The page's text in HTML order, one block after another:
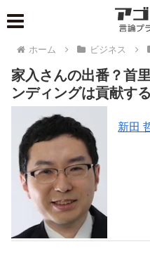
ホーム ビジネス
家入さんの出番？首
ンディングは貢献す
新田